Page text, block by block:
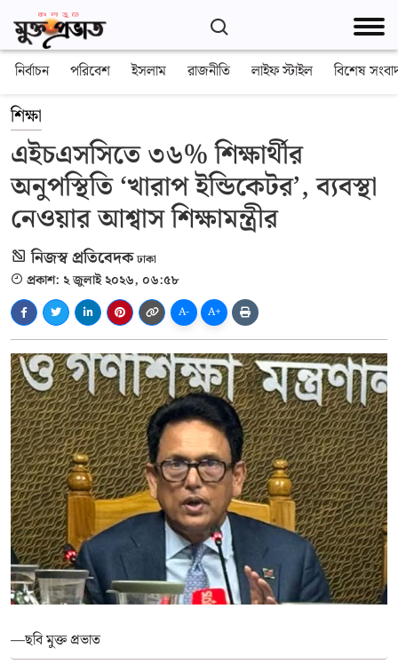
নির্বাচন পরিবেশ ইসলাম রাজনীতি লাইফ স্টাইল বিশেষ
শিক্ষা
এইচএসসিতে ৩৬% শিক্ষার্থীর
অনুপস্থিতি ‘খারাপ ইন্ডিকেটর’, ব্যবস্থা
নেওয়ার আশ্বাস শিক্ষামন্ত্রীর
নিজস্ব প্রতিবেদক ঢাকা
প্রকাশ: ২ জুলাই ২০২৬, ০৬:৫৮
A- A+
—ছবি মুক্ত প্রভাত